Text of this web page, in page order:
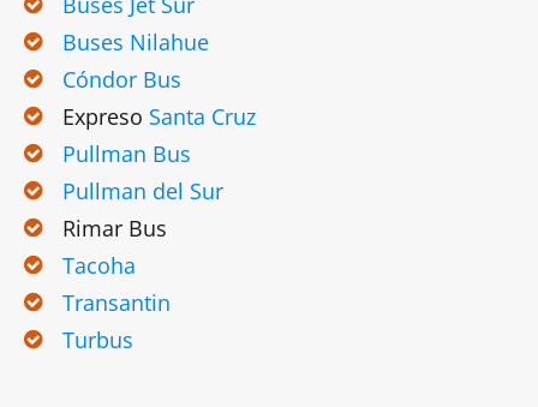
Buses Nilahue
Cóndor Bus
Expreso Santa Cruz
Pullman Bus
Pullman del Sur
Rimar Bus
Tacoha
Transantin
Turbus